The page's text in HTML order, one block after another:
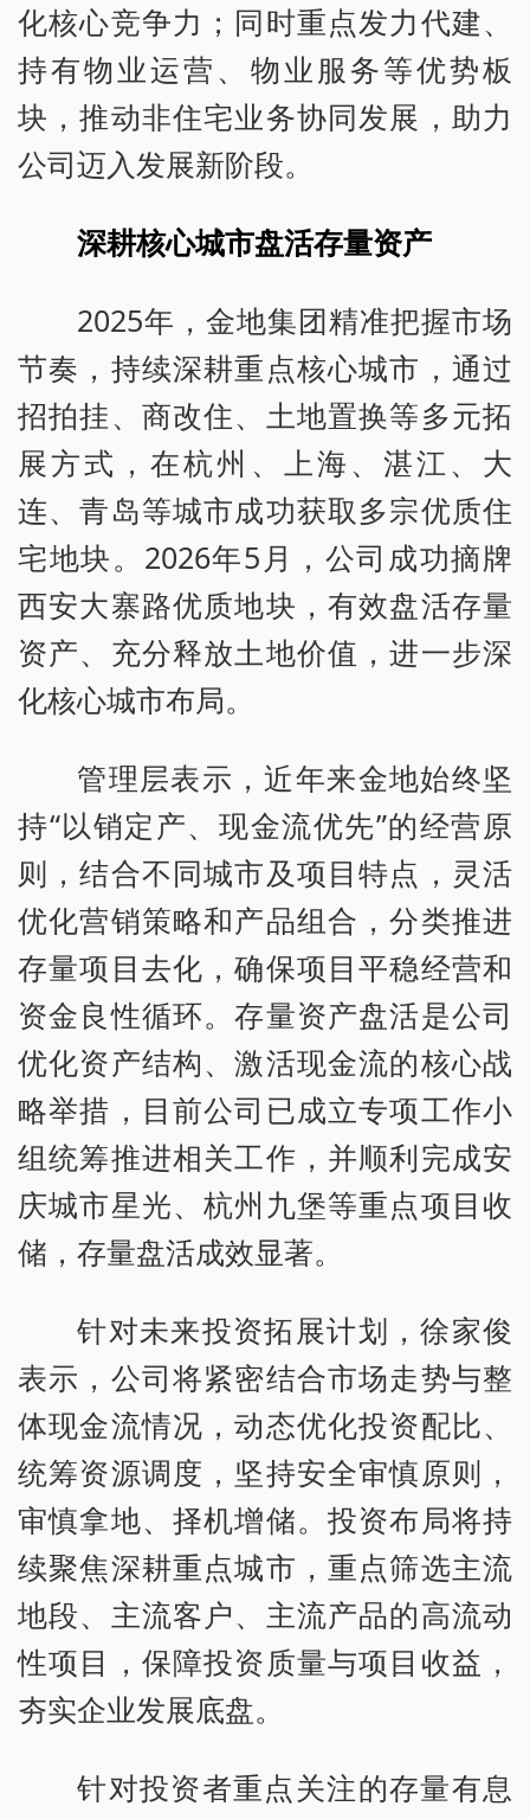
化核心竞争力；同时重点发力代建、
持有物业运营、物业服务等优势板
块，推动非住宅业务协同发展，助力
公司迈入发展新阶段。
深耕核心城市盘活存量资产
2025年，金地集团精准把握市场
节奏，持续深耕重点核心城市，通过
招拍挂、商改住、土地置换等多元拓
展方式，在杭州、上海、湛江、大
连、青岛等城市成功获取多宗优质住
宅地块。2026年5月，公司成功摘牌
西安大寨路优质地块，有效盘活存量
资产、充分释放土地价值，进一步深
化核心城市布局。
管理层表示，近年来金地始终坚
持“以销定产、现金流优先”的经营原
则，结合不同城市及项目特点，灵活
优化营销策略和产品组合，分类推进
存量项目去化，确保项目平稳经营和
资金良性循环。存量资产盘活是公司
优化资产结构、激活现金流的核心战
略举措，目前公司已成立专项工作小
组统筹推进相关工作，并顺利完成安
庆城市星光、杭州九堡等重点项目收
储，存量盘活成效显著。
针对未来投资拓展计划，徐家俊
表示，公司将紧密结合市场走势与整
体现金流情况，动态优化投资配比、
统筹资源调度，坚持安全审慎原则，
审慎拿地、择机增储。投资布局将持
续聚焦深耕重点城市，重点筛选主流
地段、主流客户、主流产品的高流动
性项目，保障投资质量与项目收益，
夯实企业发展底盘。
针对投资者重点关注的存量有息